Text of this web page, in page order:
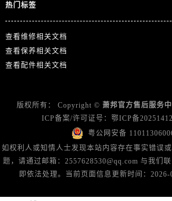
热门标签
查看维修相关文档
查看保养相关文档
查看配件相关文档
版权所有： Copyright © 萧邦官方售后服务
ICP备案/许可证号： 鄂ICP备
粤公网安备
如权利人或知情人士发现本站内容存在事实错误
题，请通过邮箱：2557628530@qq.com 与我们
即依法处理。当前页面信息更新时间：